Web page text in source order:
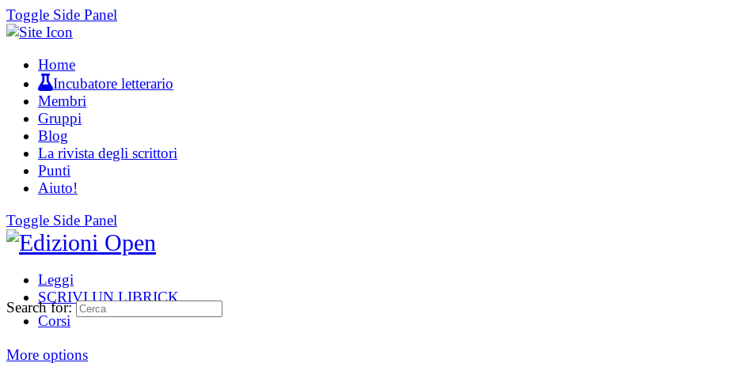
Toggle Side Panel
Home
Incubatore letterario
Membri
Gruppi
Blog
La rivista degli scrittori
Punti
Aiuto!
Toggle Side Panel
Leggi
SCRIVI UN LIBRICK
Corsi
More options
Search for: